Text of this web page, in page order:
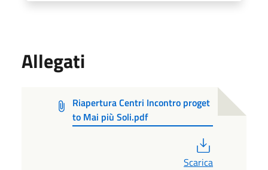
Allegati
Riapertura Centri Incontro proget
to Mai più Soli.pdf
Scarica